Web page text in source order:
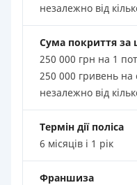
незалежно від
Сума покриття
250 000 грн на 1
250 000 гривень
незалежно від
Термін дії поліса
6 місяців і 1 рік
Франшиза